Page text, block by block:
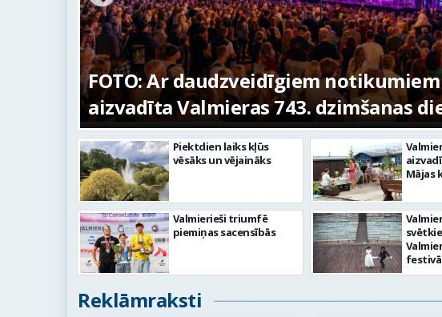
FOTO: Ar daudzveidīgiem notikumiem
aizvadīta Valmieras 743. dzimšanas
Piektdien laiks kļūs
vēsāks un vējaināks
Valmierieši triumfē
piemiņas sacensībās
Mājas
Reklāmraksti